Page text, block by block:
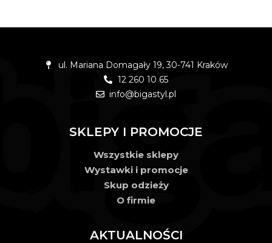
ul. Mariana Domagały 19, 30-741 Kraków
12 260 10 65
info@bigastyl.pl
SKLEPY I PROMOCJE
Wszystkie sklepy
Wystawki i promocje
Skup odzieży
O firmie
AKTUALNOŚCI